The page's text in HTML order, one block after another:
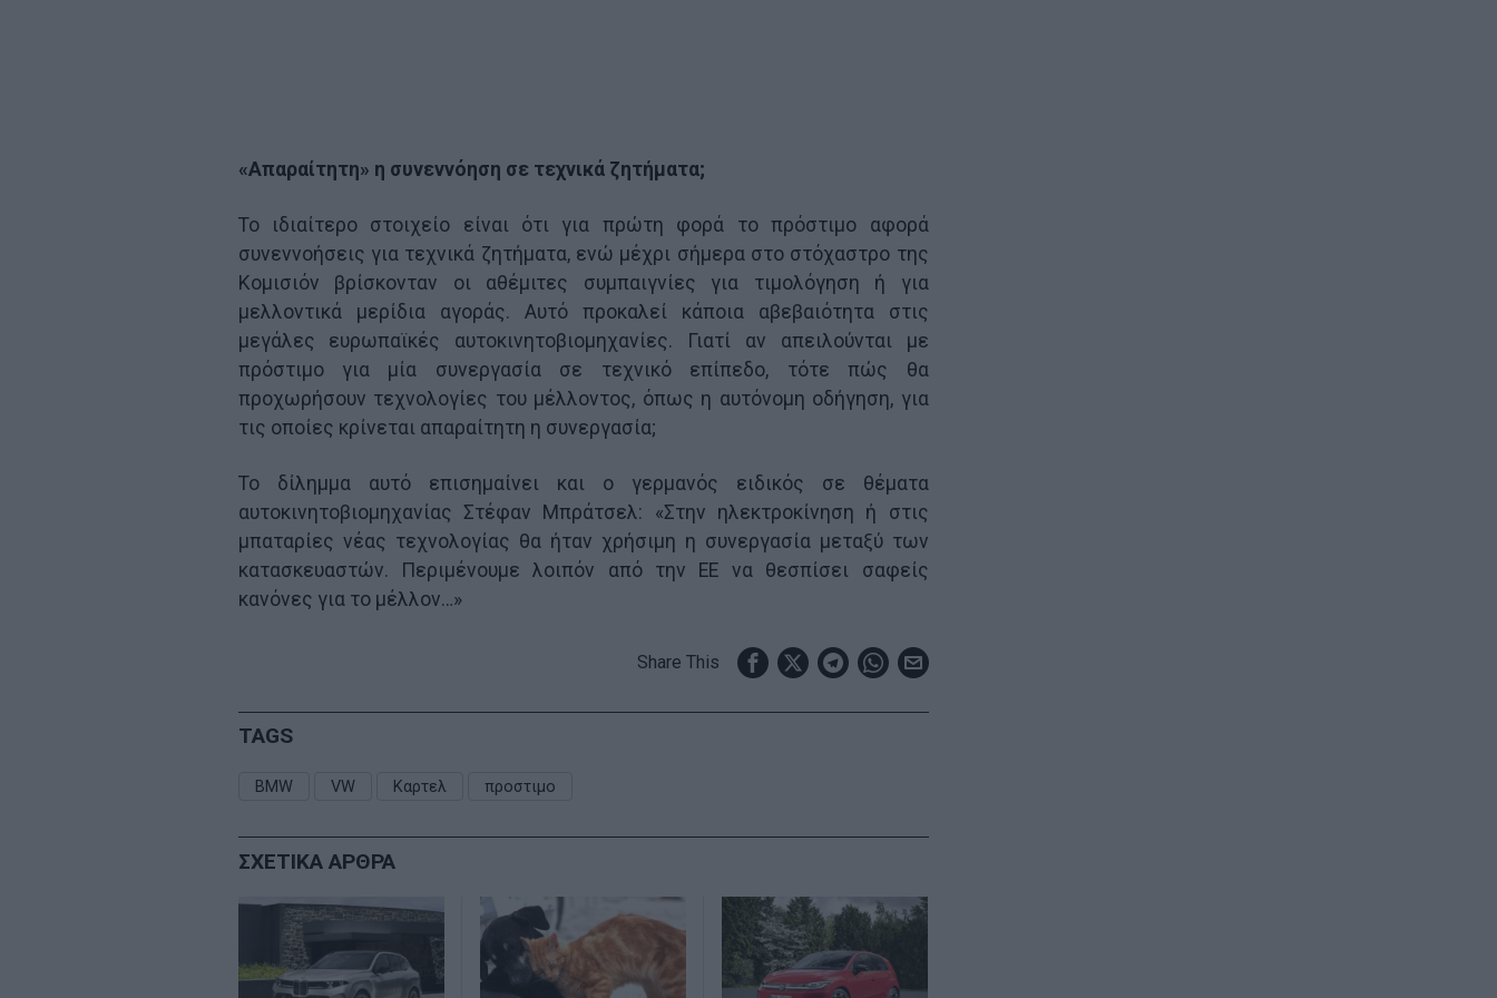
«Απαραίτητη» η συνεννόηση σε τεχνικά ζητήματα;
Το ιδιαίτερο στοιχείο είναι ότι για πρώτη φορά το πρόστιμο αφορά
συνεννοήσεις για τεχνικά ζητήματα, ενώ μέχρι σήμερα στο στόχαστρο της
Κομισιόν βρίσκονταν οι αθέμιτες συμπαιγνίες για τιμολόγηση ή για
μελλοντικά μερίδια αγοράς. Αυτό προκαλεί κάποια αβεβαιότητα στις
μεγάλες ευρωπαϊκές αυτοκινητοβιομηχανίες. Γιατί αν απειλούνται με
πρόστιμο για μία συνεργασία σε τεχνικό επίπεδο, τότε πώς θα
προχωρήσουν τεχνολογίες του μέλλοντος, όπως η αυτόνομη οδήγηση, για
τις οποίες κρίνεται απαραίτητη η συνεργασία;
Το δίλημμα αυτό επισημαίνει και o γερμανός ειδικός σε θέματα
αυτοκινητοβιομηχανίας Στέφαν Μπράτσελ: «Στην ηλεκτροκίνηση ή στις
μπαταρίες νέας τεχνολογίας θα ήταν χρήσιμη η συνεργασία μεταξύ των
κατασκευαστών. Περιμένουμε λοιπόν από την ΕΕ να θεσπίσει σαφείς
κανόνες για το μέλλον…»
Share This
TAGS
BMW VW Καρτελ προστιμο
ΣΧΕΤΙΚΑ ΑΡΘΡΑ